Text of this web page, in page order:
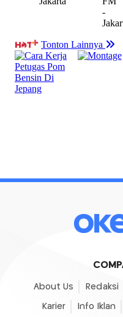
About Us Redaksi
Karier Info Iklan